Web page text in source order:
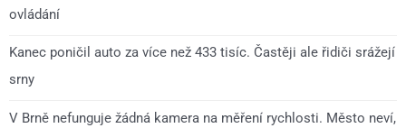
ovládání
Kanec poničil auto za více než 433 tisíc. Častěji ale řidiči srážejí
srny
V Brně nefunguje žádná kamera na měření rychlosti. Město neví,